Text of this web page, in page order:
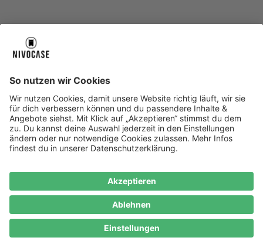
About NIVOCASE
Geschäftskunden
Zahlungsarten Versandinfos Alle Hilfe-Themen
Zufriedenheitsgarantie
Service
Service
AGB VERTRAG WIDERRUFEN Datenschutz
Ombudsmann
Barrierefreiheit Lieferantenkodex Bestell-Prozess
Samsung Handyhüllen
Handyhüllen Handyketten
Cookie Consent
* Preisangaben inkl. Mwst. und zzgl.Versandkosten